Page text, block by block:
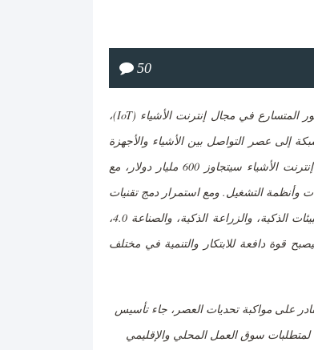
50
المتسارع في مجال إنترنت الأشياء (IoT)
،
إلى عصر التواصل بين الأشياء والأجهزة
مباشرة، دون تدخل العنصر البشري كوسيط. وتشير التقديرات العالمية إلى أن حجم سوق إنترنت الأشياء سيتجاوز 600 مليار دولار، مع
في المستقبل القريب، يُخصّص نحو 90% منها للبرمجيات وأنظمة التشغيل. ومع استمرار دمج تقنيات
الذكاء الاصطناعي في تطبيقات إنترنت الأشياء – مثل المنازل الذكية، والمدن المستدامة، والبيئات الذكية، والزراعة الذكية، والصناعة 4.0،
قوة دافعة للابتكار والتنمية في مختلف
على مواكبة تحديات العصر، جاء تأسيس
لمتطلبات سوق العمل المحلي والإقليمي